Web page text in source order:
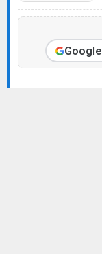
Google